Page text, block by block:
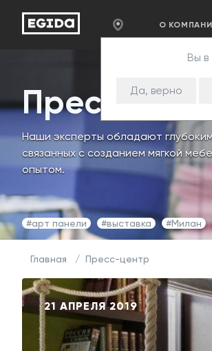
Вы в
Да, верно
О
Пресс-
Наши эксперты обладают
связанных с созданием мягкой
опытом.
#арт панели #выставка #Милан
Главная Пресс-центр
21 АПРЕЛЯ 2019